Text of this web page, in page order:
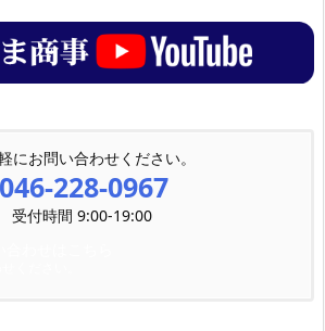
にお問い合わせください。
046-228-0967
受付時間 9:00-19:00